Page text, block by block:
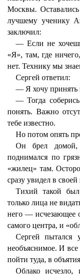
Москвы.
лучшему ученику
заключил:
— Если не
«Я», там, где
нет. Технику мы
Сергей ответил:
— Я хочу принять
— Тогда
понять. Важно
тебе известно.
Но потом опять
Он брел домой,
поднимался по
«жилец» там.
сразу увидел в
Тихий такой
только лица не
него — исчезающее
самого центра, и
Сергей пытался
необъяснимое. И все
пойти туда, в
Облако исчезло,